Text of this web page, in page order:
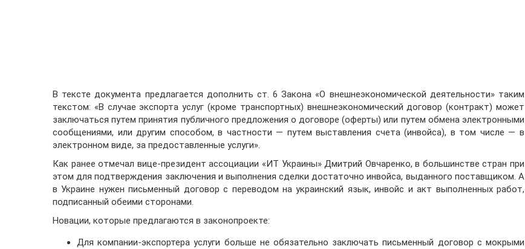
В тексте документа предлагается дополнить ст. 6 Закона «О внешнеэкономической деятельности» таким
текстом: «В случае экспорта услуг (кроме транспортных) внешнеэкономический договор (контракт) может
заключаться путем принятия публичного предложения о договоре (оферты) или путем обмена электронными
сообщениями, или другим способом, в частности — путем выставления счета (инвойса), в том числе — в
электронном виде, за предоставленные услуги».
Как ранее отмечал вице-президент ассоциации «ИТ Украины» Дмитрий Овчаренко, в большинстве стран при
этом для подтверждения заключения и выполнения сделки достаточно инвойса, выданного поставщиком. А
в Украине нужен письменный договор с переводом на украинский язык, инвойс и акт выполненных работ,
подписанный обеими сторонами.
Новации, которые предлагаются в законопроекте:
Для компании-экспортера услуги больше не обязательно заключать письменный договор с мокрыми